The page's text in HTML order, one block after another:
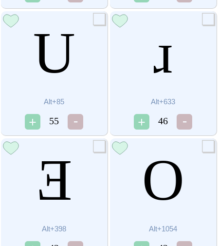
U
Alt+85
55
ɹ
Alt+633
46
Ǝ
Alt+398
О
Alt+1054